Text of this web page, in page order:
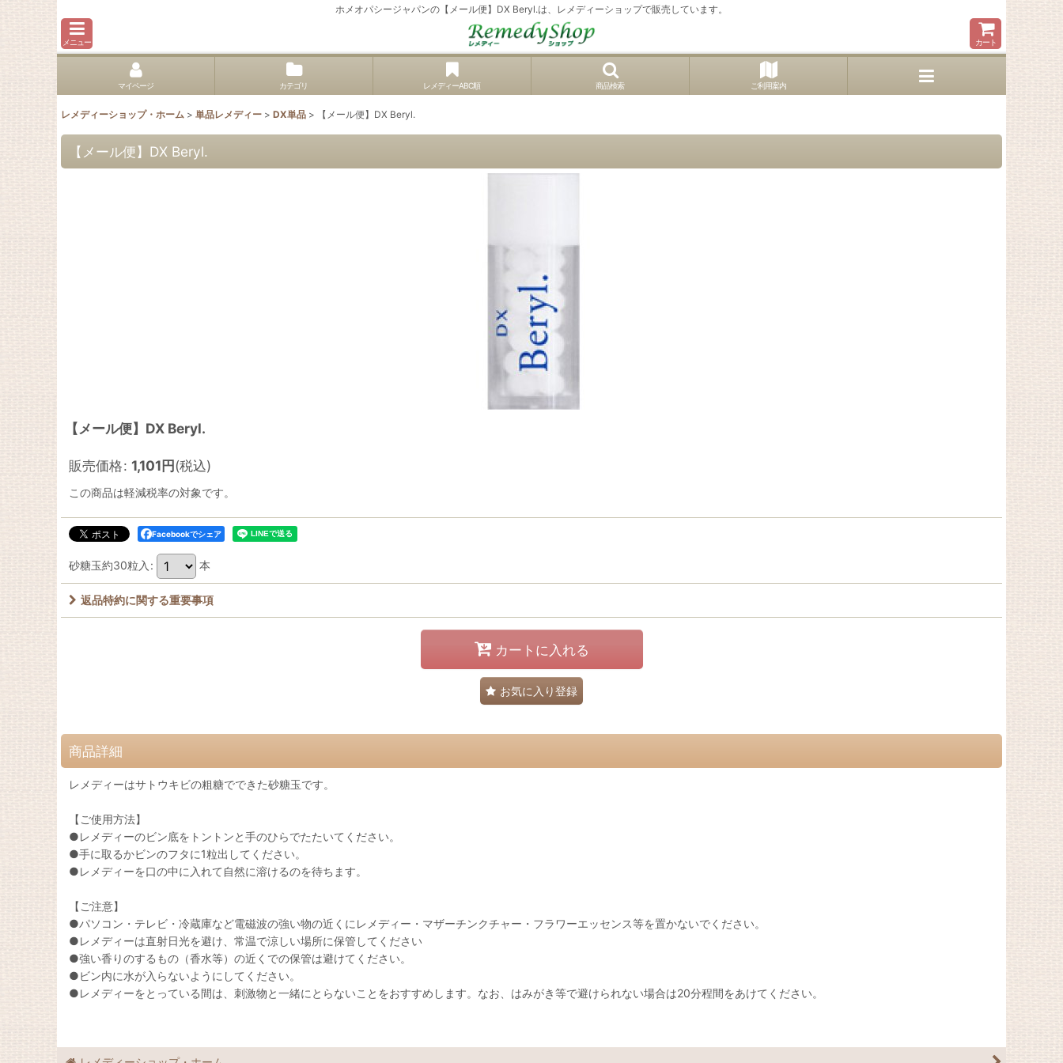
ホメオパシージャパンの【メール便】DX Beryl.は、レメディーショップで販売しています。
メニュー カート
マイページ カテゴリ レメディーABC順 商品検索 ご利用案内
レメディーショップ・ホーム > 単品レメディー > DX単品 > 【メール便】DX Beryl.
【メール便】DX Beryl.
【メール便】DX Beryl.
販売価格: 1,101円(税込)
この商品は軽減税率の対象です。
Facebookでシェア
砂糖玉約30粒入 : 本
返品特約に関する重要事項
カートに入れる
お気に入り登録
商品詳細
レメディーはサトウキビの粗糖でできた砂糖玉です。
【ご使用方法】
●レメディーのビン底をトントンと手のひらでたたいてください。
●手に取るかビンのフタに1粒出してください。
●レメディーを口の中に入れて自然に溶けるのを待ちます。
【ご注意】
●パソコン・テレビ・冷蔵庫など電磁波の強い物の近くにレメディー・マザーチンクチャー・フラワーエッセンス等を置かないでください。
●レメディーは直射日光を避け、常温で涼しい場所に保管してください
●強い香りのするもの（香水等）の近くでの保管は避けてください。
●ビン内に水が入らないようにしてください。
●レメディーをとっている間は、刺激物と一緒にとらないことをおすすめします。なお、はみがき等で避けられない場合は20分程間をあけてください。